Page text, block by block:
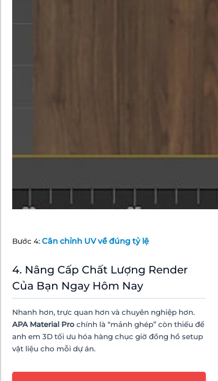
Bước 4: Cân chỉnh UV về đúng tỷ lệ
4. Nâng Cấp Chất Lượng Render
Của Bạn Ngay Hôm Nay
Nhanh hơn, trực quan hơn và chuyên nghiệp hơn.
APA Material Pro chính là “mảnh ghép” còn thiếu để
anh em 3D tối ưu hóa hàng chục giờ đồng hồ setup
vật liệu cho mỗi dự án.